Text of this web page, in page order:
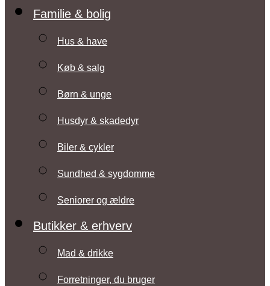
Familie & bolig
Hus & have
Køb & salg
Børn & unge
Husdyr & skadedyr
Biler & cykler
Sundhed & sygdomme
Seniorer og ældre
Butikker & erhverv
Mad & drikke
Forretninger, du bruger